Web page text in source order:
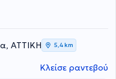
ΑΤΤΙΚΗ 5,4 km
Κλείσε ραντεβού